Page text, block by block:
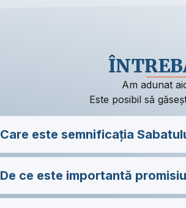
Am adunat
Este posibil să
Care este semnificația
De ce este importantă